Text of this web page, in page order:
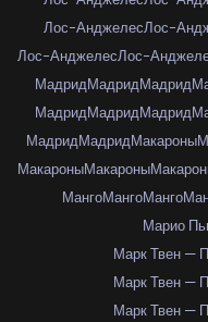
Лос-АнджелесЛос-
Лос-АнджелесЛос-
МадридМадридМадрид
МадридМадридМадрид
МадридМадридМакароны
МакароныМакароны
МангоМангоМанго
Марио
Марк Твен —
Марк Твен —
Марк Твен —